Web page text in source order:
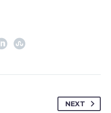
NEXT